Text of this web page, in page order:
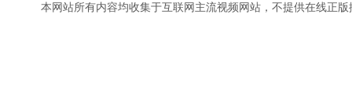
本网站所有内容均收集于互联网主流视频网站，不提供在线正